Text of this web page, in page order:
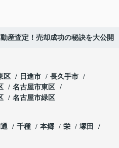
産査定！売却成功の秘訣を大公開
区 日進市
長久手市
名古屋市東区
名古屋市緑区
千種 本郷 栄
塚田